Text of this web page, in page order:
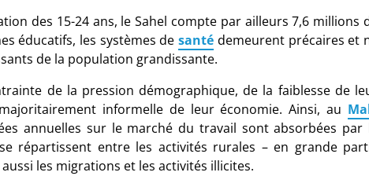
des 15-24 ans, le Sahel compte par ailleurs 7,6 millions
éducatifs, les systèmes de santé demeurent précaires et
de la population grandissante.
de la pression démographique, de la faiblesse de
informelle de leur économie. Ainsi, au
annuelles sur le marché du travail sont absorbées par
répartissent entre les activités rurales – en grande
les migrations et les activités illicites.